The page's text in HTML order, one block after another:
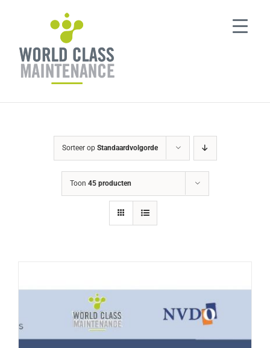
Sorteer op Standaardvolgorde
Toon 45 producten